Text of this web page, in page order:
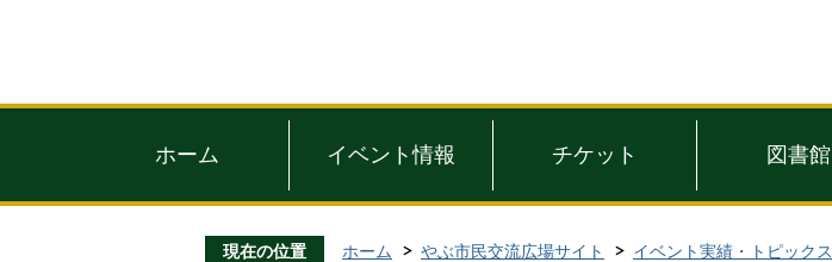
ホーム イベント情報 チケット 図書館
現在の位置 ホーム やぶ市民交流広場サイト イベント実績・トピックス